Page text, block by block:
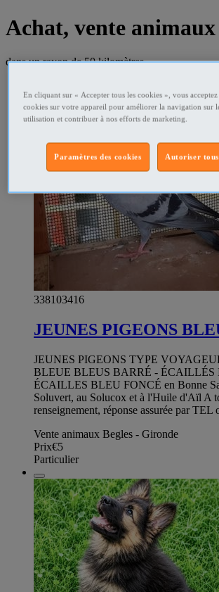
Achat, vente
dans un rayon de50 kilomètres
338103416
JEUNES PIGEONS
JEUNES PIGEONS TYPE
BLEUE BLEUS BARRÉ -
ÉCAILLES BLEU FONCÉ en Bonne
Soluvert, au Solucox et à l'Huile d'Aïl A
renseignement, réponse assurée par TEL
Vente animaux Begles - Gironde
Prix€5
Particulier
En cliquant sur « Accepter tous les cookies », vous
cookies sur votre appareil pour améliorer la navigation sur
utilisation et contribuer à nos efforts de marketing.
Autoriser
Paramètres des cookies